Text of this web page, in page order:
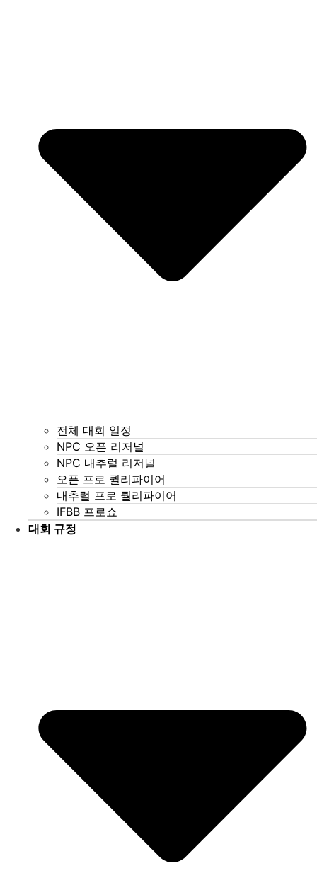
전체 대회 일정
NPC 오픈 리저널
NPC 내추럴 리저널
오픈 프로 퀄리파이어
내추럴 프로 퀄리파이어
IFBB 프로쇼
대회 규정